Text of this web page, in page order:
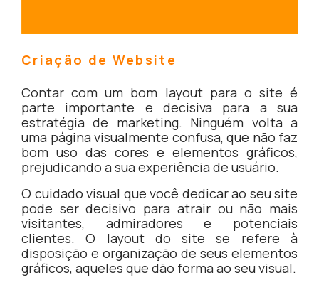
Criação de Website
Contar com um bom layout para o site é
parte importante e decisiva para a sua
estratégia de marketing. Ninguém volta a
uma página visualmente confusa, que não faz
bom uso das cores e elementos gráficos,
prejudicando a sua experiência de usuário.
O cuidado visual que você dedicar ao seu site
pode ser decisivo para atrair ou não mais
visitantes, admiradores e potenciais
clientes. O layout do site se refere à
disposição e organização de seus elementos
gráficos, aqueles que dão forma ao seu visual.